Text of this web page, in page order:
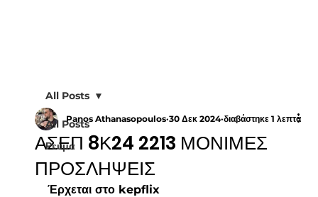
All Posts
Ρεύμα
All Posts
ΑΣΕΠ 8Κ24 2213 ΜΟΝΙΜΕΣ
ΠΡΟΣΛΗΨΕΙΣ
Panos Athanasopoulos 30 Δεκ 2024 διαβάστηκε 1 λεπτά
Έρχεται στο kepflix